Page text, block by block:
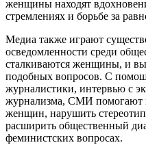
женщины находят
стремлениях и борьбе за
Медиа также играют
осведомленности среди
сталкиваются женщины, и
подобных вопросов. С
журналистики, интервью с
журнализма, СМИ помогают
женщин, нарушить
расширить общественный
феминистских вопросах.